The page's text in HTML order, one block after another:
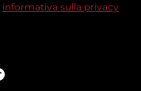
informativa sulla privacy